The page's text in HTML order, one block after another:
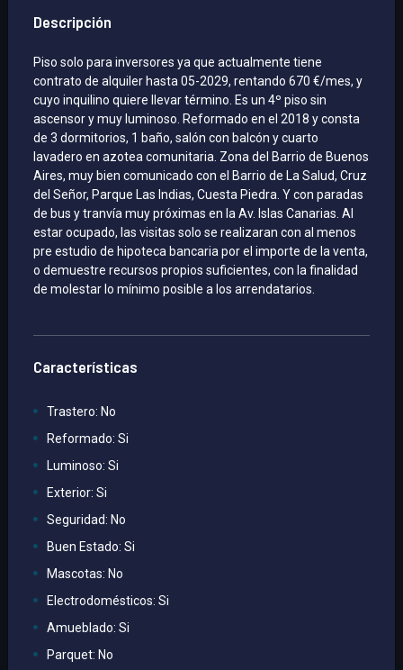
Descripción
Piso solo para inversores ya que actualmente tiene
contrato de alquiler hasta 05-2029, rentando 670 €/mes, y
cuyo inquilino quiere llevar término. Es un 4º piso sin
ascensor y muy luminoso. Reformado en el 2018 y consta
de 3 dormitorios, 1 baño, salón con balcón y cuarto
lavadero en azotea comunitaria. Zona del Barrio de Buenos
Aires, muy bien comunicado con el Barrio de La Salud, Cruz
del Señor, Parque Las Indias, Cuesta Piedra. Y con paradas
de bus y tranvía muy próximas en la Av. Islas Canarias. Al
estar ocupado, las visitas solo se realizaran con al menos
pre estudio de hipoteca bancaria por el importe de la venta,
o demuestre recursos propios suficientes, con la finalidad
de molestar lo mínimo posible a los arrendatarios.
Características
Trastero: No
Reformado: Si
Luminoso: Si
Exterior: Si
Seguridad: No
Buen Estado: Si
Mascotas: No
Electrodomésticos: Si
Amueblado: Si
Parquet: No
Previous Next
Amueblado Venta
Tipo:PisoReferencia:
Agustín Espinosa Nº 14 Piso 4º.
170.000,00 € precio de compra